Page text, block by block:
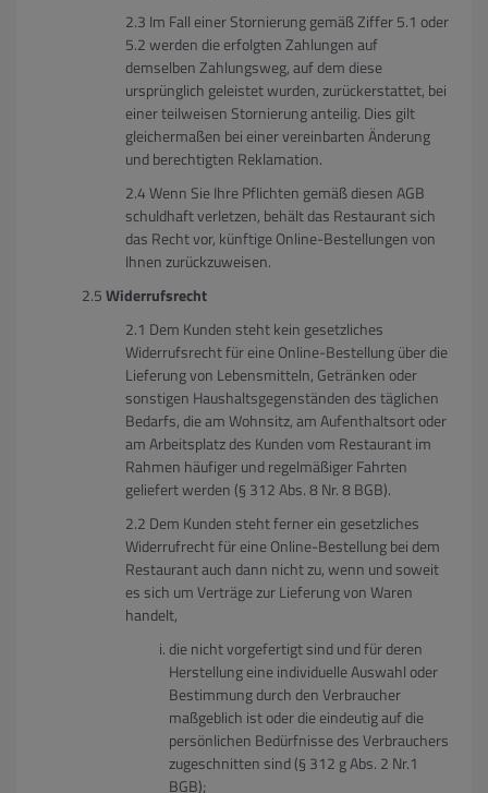
Im Fall einer Stornierung gemäß Ziffer 5.1 oder
5.2 werden die erfolgten Zahlungen auf
demselben Zahlungsweg, auf dem diese
ursprünglich geleistet wurden, zurückerstattet, bei
einer teilweisen Stornierung anteilig. Dies gilt
gleichermaßen bei einer vereinbarten Änderung
und berechtigten Reklamation.
Wenn Sie Ihre Pflichten gemäß diesen AGB
schuldhaft verletzen, behält das Restaurant sich
das Recht vor, künftige Online-Bestellungen von
Ihnen zurückzuweisen.
Widerrufsrecht
Dem Kunden steht kein gesetzliches
Widerrufsrecht für eine Online-Bestellung über die
Lieferung von Lebensmitteln, Getränken oder
sonstigen Haushaltsgegenständen des täglichen
Bedarfs, die am Wohnsitz, am Aufenthaltsort oder
am Arbeitsplatz des Kunden vom Restaurant im
Rahmen häufiger und regelmäßiger Fahrten
geliefert werden (§ 312 Abs. 8 Nr. 8 BGB).
Dem Kunden steht ferner ein gesetzliches
Widerrufrecht für eine Online-Bestellung bei dem
Restaurant auch dann nicht zu, wenn und soweit
es sich um Verträge zur Lieferung von Waren
handelt,
die nicht vorgefertigt sind und für deren
Herstellung eine individuelle Auswahl oder
Bestimmung durch den Verbraucher
maßgeblich ist oder die eindeutig auf die
persönlichen Bedürfnisse des Verbrauchers
zugeschnitten sind (§ 312 g Abs. 2 Nr.1
BGB);